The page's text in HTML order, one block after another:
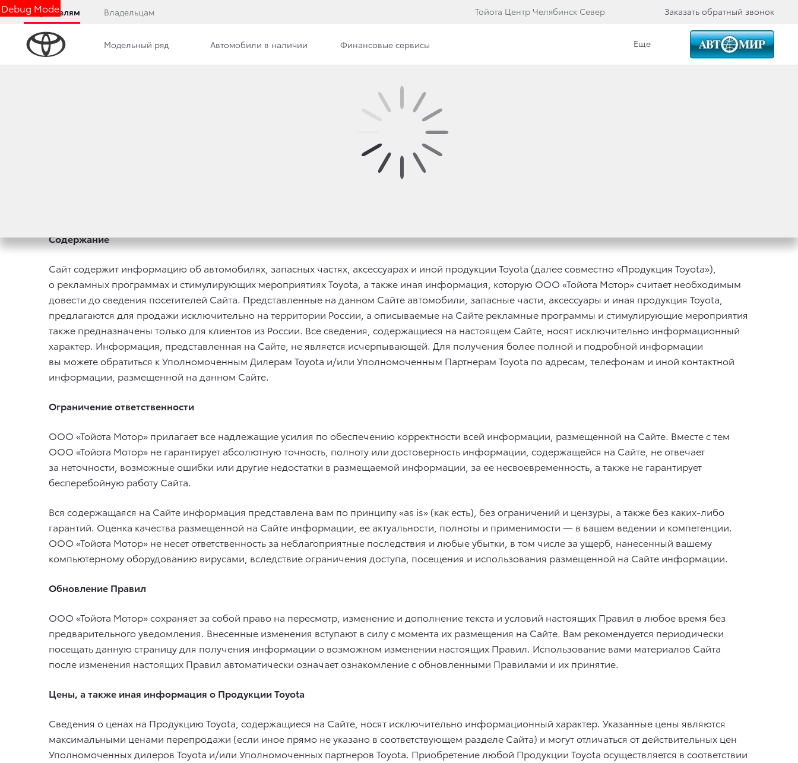
Debug Mode
Покупателям Владельцам Тойота Центр Челябинск Север Заказать обратный звонок
Модельный ряд Автомобили в наличии Финансовые сервисы Еще
ПРАВИЛА ПОЛЬЗОВАНИЯ САЙТОМ
Перед использованием информации, размещенной на данном сайте (далее «Сайт»), просим вас ознакомиться с настоящими правилами (далее
«Правила»). Посещая Сайт и используя содержащуюся здесь информацию, вы выражаете свое согласие с данными Правилами, без каких-либо
Содержание
Сайт содержит информацию об автомобилях, запасных частях, аксессуарах и иной продукции Toyota (далее совместно «Продукция Toyota»),
о рекламных программах и стимулирующих мероприятиях Toyota, а также иная информация, которую ООО «Тойота Мотор» считает необходимым
довести до сведения посетителей Сайта. Представленные на данном Сайте автомобили, запасные части, аксессуары и иная продукция Toyota,
предлагаются для продажи исключительно на территории России, а описываемые на Сайте рекламные программы и стимулирующие мероприятия
также предназначены только для клиентов из России. Все сведения, содержащиеся на настоящем Сайте, носят исключительно информационный
характер. Информация, представленная на Сайте, не является исчерпывающей. Для получения более полной и подробной информации
вы можете обратиться к Уполномоченным Дилерам Toyota и/или Уполномоченным Партнерам Toyota по адресам, телефонам и иной контактной
информации, размещенной на данном Сайте.
Ограничение ответственности
ООО «Тойота Мотор» прилагает все надлежащие усилия по обеспечению корректности всей информации, размещенной на Сайте. Вместе с тем
ООО «Тойота Мотор» не гарантирует абсолютную точность, полноту или достоверность информации, содержащейся на Сайте, не отвечает
за неточности, возможные ошибки или другие недостатки в размещаемой информации, за ее несвоевременность, а также не гарантирует
бесперебойную работу Сайта.
Вся содержащаяся на Сайте информация представлена вам по принципу «as is» (как есть), без ограничений и цензуры, а также без каких-либо
гарантий. Оценка качества размещенной на Сайте информации, ее актуальности, полноты и применимости — в вашем ведении и компетенции.
ООО «Тойота Мотор» не несет ответственность за неблагоприятные последствия и любые убытки, в том числе за ущерб, нанесенный вашему
компьютерному оборудованию вирусами, вследствие ограничения доступа, посещения и использования размещенной на Сайте информации.
Обновление Правил
ООО «Тойота Мотор» сохраняет за собой право на пересмотр, изменение и дополнение текста и условий настоящих Правил в любое время без
предварительного уведомления. Внесенные изменения вступают в силу с момента их размещения на Сайте. Вам рекомендуется периодически
посещать данную страницу для получения информации о возможном изменении настоящих Правил. Использование вами материалов Сайта
после изменения настоящих Правил автоматически означает ознакомление с обновленными Правилами и их принятие.
Цены, а также иная информация о Продукции Toyota
Сведения о ценах на Продукцию Toyota, содержащиеся на Сайте, носят исключительно информационный характер. Указанные цены являются
максимальными ценами перепродажи (если иное прямо не указано в соответствующем разделе Сайта) и могут отличаться от действительных цен
Уполномоченных дилеров Toyota и/или Уполномоченных партнеров Toyota. Приобретение любой Продукции Toyota осуществляется в соответствии